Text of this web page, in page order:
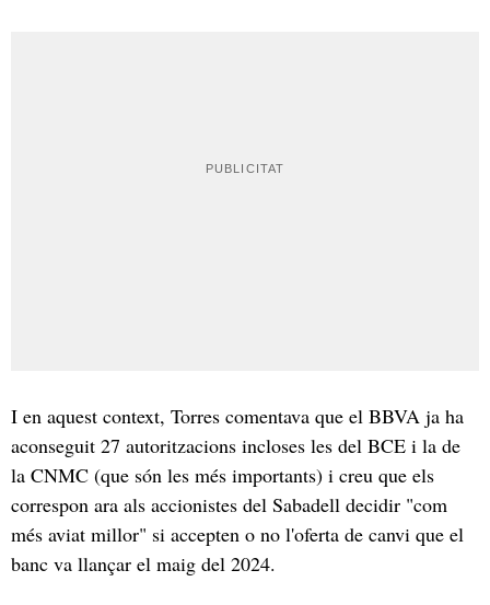
I en aquest context, Torres comentava que el BBVA ja ha
aconseguit 27 autoritzacions incloses les del BCE i la de
la CNMC (que són les més importants) i creu que els
correspon ara als accionistes del Sabadell decidir "com
més aviat millor" si accepten o no l'oferta de canvi que el
banc va llançar el maig del 2024.